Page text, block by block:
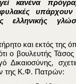
κανένα
υπάρχουν
ελληνικής
και εκτός της
ο βουλευτής
της Κ.Φ. Πατρών: